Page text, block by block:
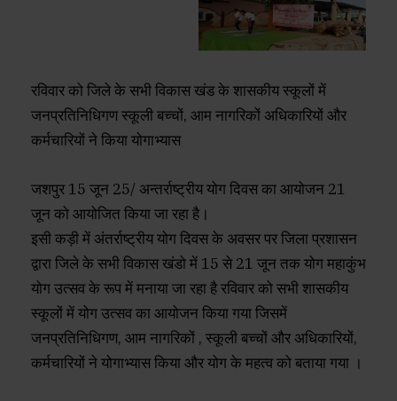
रविवार को जिले के सभी विकास खंड के शासकीय स्कूलों में
जनप्रतिनिधिगण स्कूली बच्चों, आम नागरिकों अधिकारियों और
कर्मचारियों ने किया योगाभ्यास
जशपुर 15 जून 25/ अन्तर्राष्ट्रीय योग दिवस का आयोजन 21
जून को आयोजित किया जा रहा है।
इसी कड़ी में अंतर्राष्ट्रीय योग दिवस के अवसर पर जिला प्रशासन
द्वारा जिले के सभी विकास खंडो में 15 से 21 जून तक योग महाकुंभ
योग उत्सव के रूप में मनाया जा रहा है रविवार को सभी शासकीय
स्कूलों में योग उत्सव का आयोजन किया गया जिसमें
जनप्रतिनिधिगण, आम नागरिकों , स्कूली बच्चों और अधिकारियों,
कर्मचारियों ने योगाभ्यास किया और योग के महत्व को बताया गया ।